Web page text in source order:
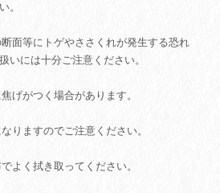
。
面等にトゲやささくれが発生する恐れ
いには十分ご注意ください。
げがつく場合があります。
りますのでご注意ください。
よく拭き取ってください。